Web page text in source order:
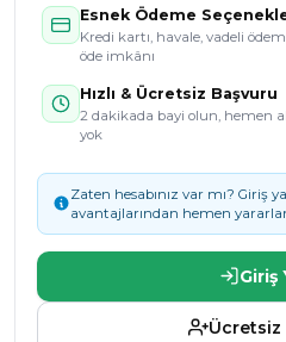
Esnek Ödeme
Kredi kartı, havale, vadeli
öde imkânı
Hızlı & Ücretsiz Başvuru
2 dakikada bayi olun, hemen
yok
Zaten hesabınız var mı? Giriş
avantajlarından hemen
Giriş
Ücretsiz